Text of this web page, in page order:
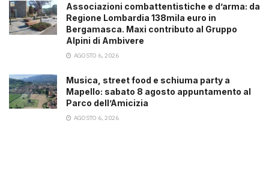
Associazioni combattentistiche e d’arma: da
Regione Lombardia 138mila euro in
Bergamasca. Maxi contributo al Gruppo
Alpini di Ambivere
AGOSTO 6, 2026
Musica, street food e schiuma party a
Mapello: sabato 8 agosto appuntamento al
Parco dell’Amicizia
AGOSTO 6, 2026